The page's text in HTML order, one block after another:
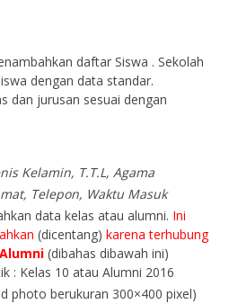
daftar Siswa . Sekolah
dengan data standar.
dan jurusan sesuai dengan
Kelamin, T.T.L, Agama
Telepon, Waktu Masuk
data kelas atau alumni. Ini
(dicentang) karena terhubung
Alumni (dibahas dibawah ini)
: Kelas 10 atau Alumni 2016
photo berukuran 300×400 pixel)